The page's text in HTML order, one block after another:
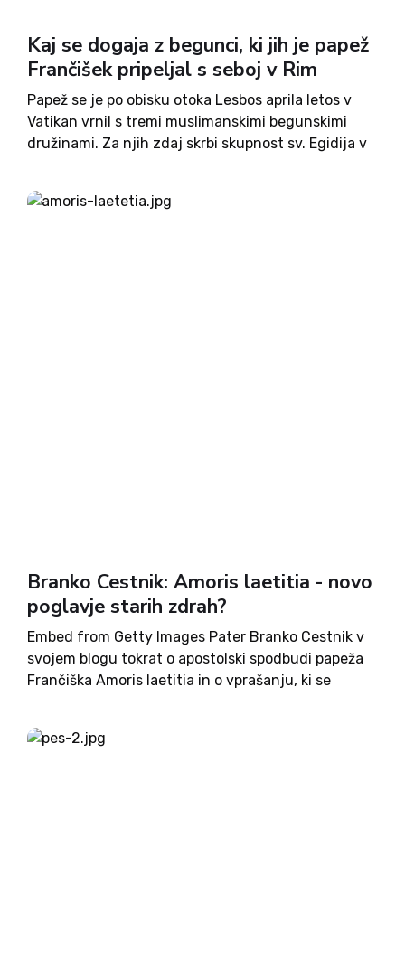
Kaj se dogaja z begunci, ki jih je papež
Frančišek pripeljal s seboj v Rim
Papež se je po obisku otoka Lesbos aprila letos v
Vatikan vrnil s tremi muslimanskimi begunskimi
družinami. Za njih zdaj skrbi skupnost sv. Egidija v
bivališče, hrano, in tečaj italijanščine. Kljub temu,
da...
Branko Cestnik: Amoris laetitia - novo
poglavje starih zdrah?
Embed from Getty Images Pater Branko Cestnik v
svojem blogu tokrat o apostolski spodbudi papeža
Frančiška Amoris laetitia in o vprašanju, ki se
ravnovesje med striktnim upoštevanjem verskih
moralnih...